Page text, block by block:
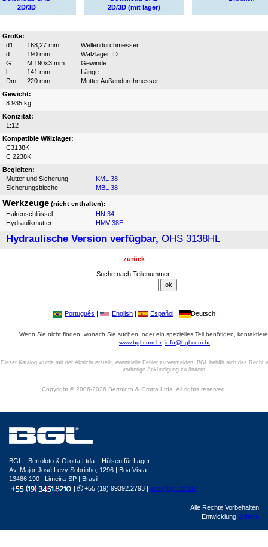
2D/3D
2D/3D (mit lager)
Größe:
d1:
168,27 mm
Wellendurchmesser
d:
190 mm
Wälzlager ID
G:
M 190x3 mm
Gewinde
l:
141 mm
Länge
Dm:
220 mm
Mutter Außendurchmesser
Gewicht:
8.935 kg
Konizität:
1:12
Kompatible Wälzlager:
C3138K
C 2238K
Begleiten:
Mutter und Sicherung
KML 38
Sicherungsbleche
MBL 38
Werkzeuge (nicht enthalten):
Hakenschlüssel
HN 34
Hydraulikmutter
HMV 38E
Hydraulische Version verfügbar, OHS 3138HL
zurück
Suche nach Teilenummer:
| Português | English | Español | Deutsch |
Wenn Sie nicht finden, wonach Sie suchen, oder ein spezielles Teil benötigen,
www.bgl.com.br info@bgl.com.br
Dieser Katalog wurde mit der Absicht erstellt, eventuelle Fehler zu vermeiden. BGL behält sich das Recht
vorherige Ankündigung zu ändern.
Copyright © 2006-2026 Bertoloto & Grotta Ltda. All rights reserved.
BGL - Bertoloto & Grotta Ltda. | Hülsen für Lager.
Av. Major José Levy Sobrinho, 1296 | Boa Vista
13486.190 | Limeira-SP | Brasil
|
+55 (19) 99392.2793 | info@bgl.com.br
Alle Rechte Vorbehalten
Entwicklung Sphera